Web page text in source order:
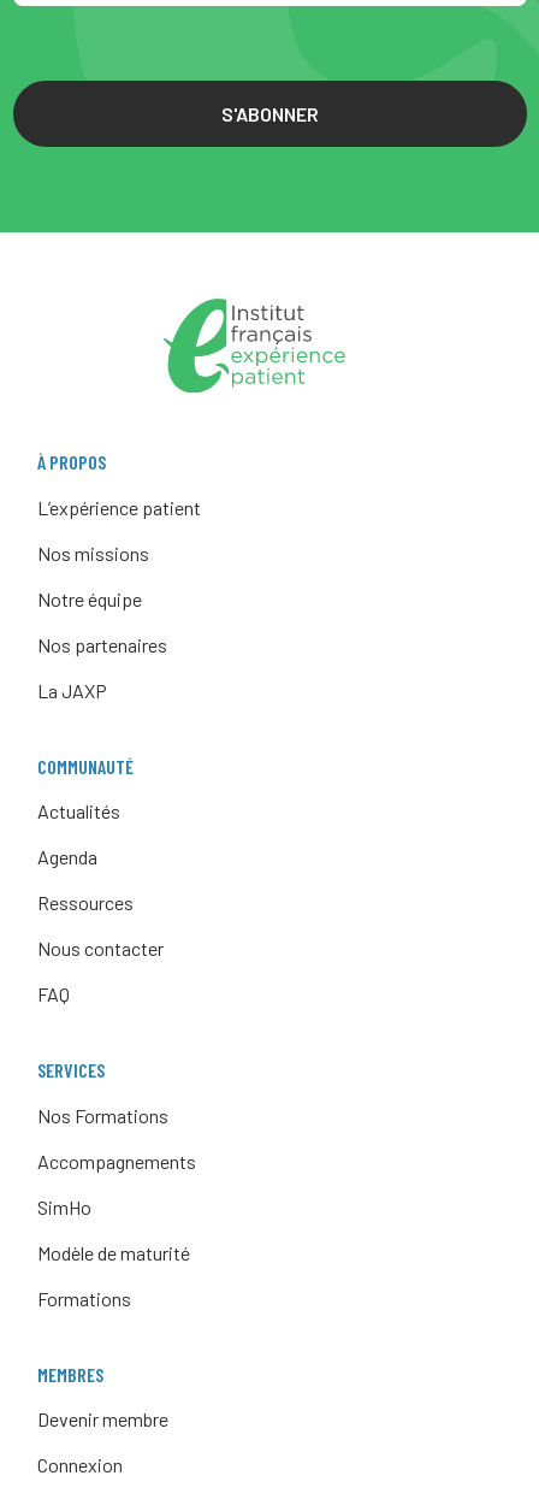
S'ABONNER
À PROPOS
L’expérience patient
Nos missions
Notre équipe
Nos partenaires
La JAXP
COMMUNAUTÉ
Actualités
Agenda
Ressources
Nous contacter
FAQ
SERVICES
Nos Formations
Accompagnements
SimHo
Modèle de maturité
Formations
MEMBRES
Devenir membre
Connexion